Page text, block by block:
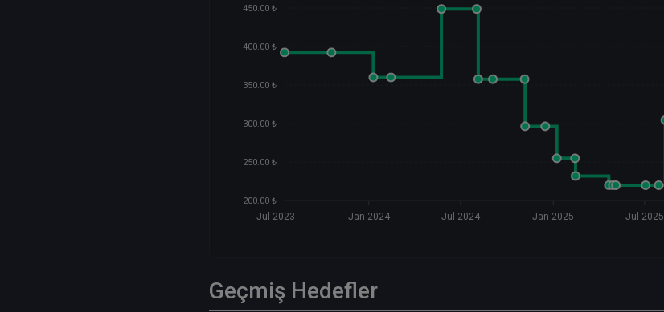
450.00 ₺
400.00 ₺
350.00 ₺
300.00 ₺
250.00 ₺
200.00 ₺
Jul 2023 Jan 2024 Jul 2024 Jan 2025 Jul 2025
Geçmiş Hedefler